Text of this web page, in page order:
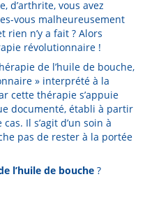
d’arthrite, vous avez
vous malheureusement
rien n’y a fait ? Alors
révolutionnaire !
de l’huile de bouche,
» interprété à la
cette thérapie s’appuie
documenté, établi à partir
Il s’agit d’un soin à
pas de rester à la portée
l’huile de bouche ?